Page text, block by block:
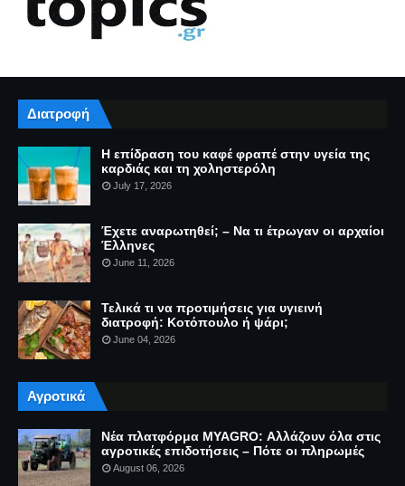
Διατροφή
Η επίδραση του καφέ φραπέ στην υγεία της
καρδιάς και τη χοληστερόλη
July 17, 2026
Έχετε αναρωτηθεί; – Να τι έτρωγαν οι αρχαίοι
Έλληνες
June 11, 2026
Τελικά τι να προτιμήσεις για υγιεινή
διατροφή: Κοτόπουλο ή ψάρι;
June 04, 2026
Αγροτικά
Νέα πλατφόρμα MYAGRO: Αλλάζουν όλα στις
αγροτικές επιδοτήσεις – Πότε οι πληρωμές
August 06, 2026